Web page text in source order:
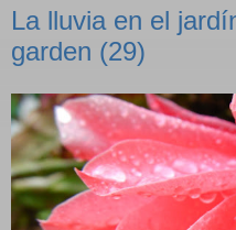
La lluvia en el
garden (29)